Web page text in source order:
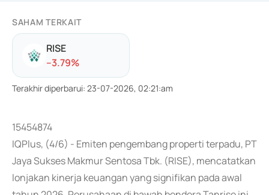
SAHAM TERKAIT
RISE
--3.79%
Terakhir diperbarui: 23-07-2026, 02:21:am
15454874
IQPlus, (4/6) - Emiten pengembang properti terpadu, PT
Jaya Sukses Makmur Sentosa Tbk. (RISE), mencatatkan
lonjakan kinerja keuangan yang signifikan pada awal